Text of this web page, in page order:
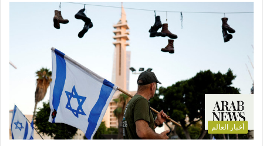
أخبار العالم